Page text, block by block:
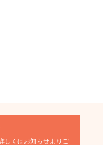
しくはお知らせよりご